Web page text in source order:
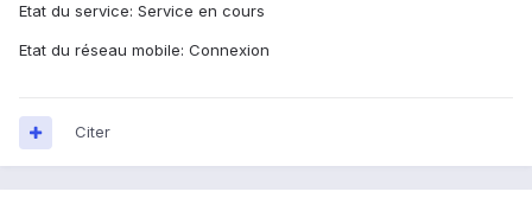
Etat du service: Service en cours
Etat du réseau mobile: Connexion
Citer